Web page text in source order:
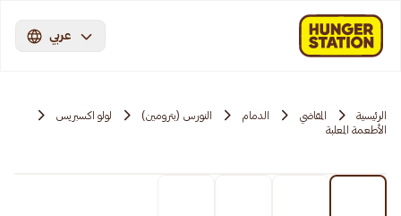
عربي
الرئيسية المقاضي الدمام النورس (بترومين)
لولو اكسبريس
الأطعمة المعلبة